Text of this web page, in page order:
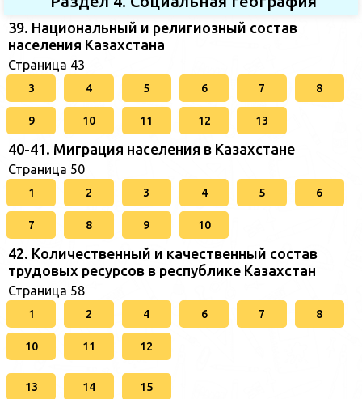
39. Национальный и религиозный состав
населения Казахстана
Страница 43
3 4 5 6 7 8
9 10 11 12 13
40-41. Миграция населения в Казахстане
Страница 50
1 2 3 4 5 6
7 8 9 10
42. Количественный и качественный состав
трудовых ресурсов в республике Казахстан
Страница 58
1 2 4 6 7 8
10 11 12
13 14 15